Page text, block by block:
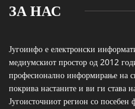
ЗА НАС
Југоинфо е електронски
медиумскиот простор од 2012
професионално информирање на
покрива настаните и ви ги става
Југоисточниот регион со